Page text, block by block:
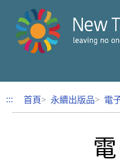
跳到內容區塊
::: 首頁 永續出版品 電